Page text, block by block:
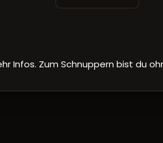
Infos. Zum Schnuppern bist du